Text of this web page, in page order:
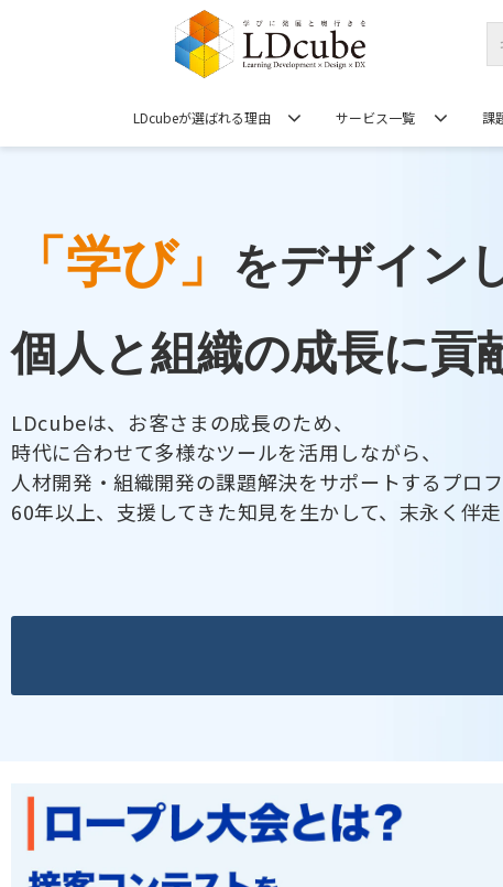
LDcubeが選ばれる理由 サービス一覧 課
「学び」
をデザイン
個人と組織の成長に貢
LDcubeは、お客さまの成長のため、
時代に合わせて多様なツールを活用しながら、
人材開発・組織開発の課題解決をサポートするプロ
60年以上、支援してきた知見を生かして、末永く伴走